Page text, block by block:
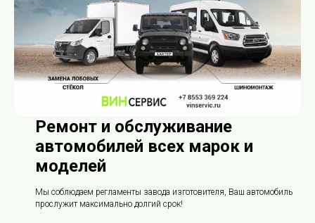
Ремонт и обслуживание
автомобилей всех марок и
моделей
Мы соблюдаем регламенты завода изготовителя, Ваш автомобиль
прослужит максимально долгий срок!